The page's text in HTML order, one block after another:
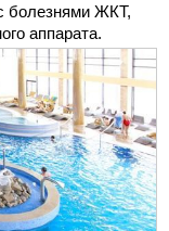
болезнями ЖКТ,
аппарата.